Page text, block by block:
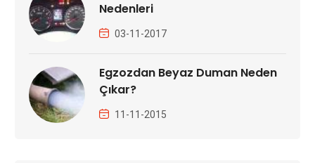
Nedenleri
03-11-2017
Egzozdan Beyaz Duman Neden
Çıkar?
11-11-2015